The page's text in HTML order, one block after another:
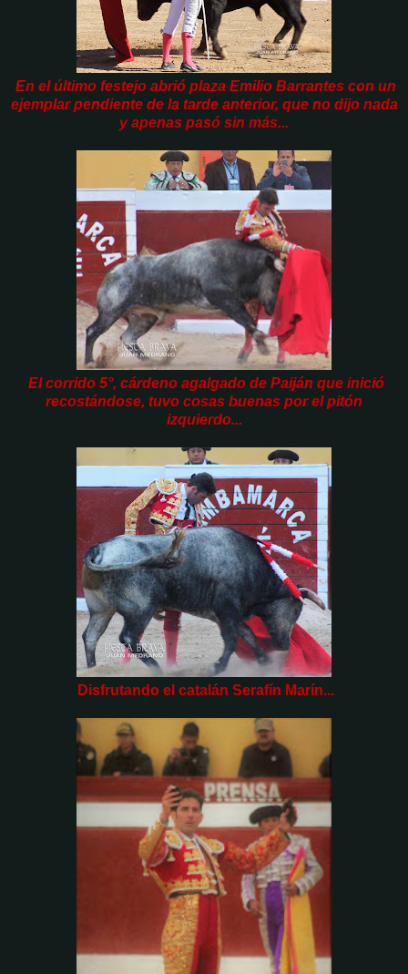
En el último festejo abrió plaza Emilio Barrantes con un
ejemplar pendiente de la tarde anterior, que no dijo nada
y apenas pasó sin más...
El corrido 5°, cárdeno agalgado de Paiján que inició
recostándose, tuvo cosas buenas por el pitón
izquierdo...
Disfrutando el catalán Serafín Marín...